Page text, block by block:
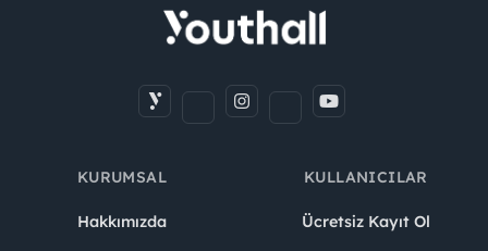
KURUMSAL
Hakkımızda
KULLANICILAR
Ücretsiz Kayıt Ol